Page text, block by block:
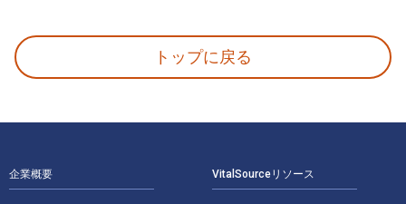
トップに戻る
企業概要 VitalSourceリソース